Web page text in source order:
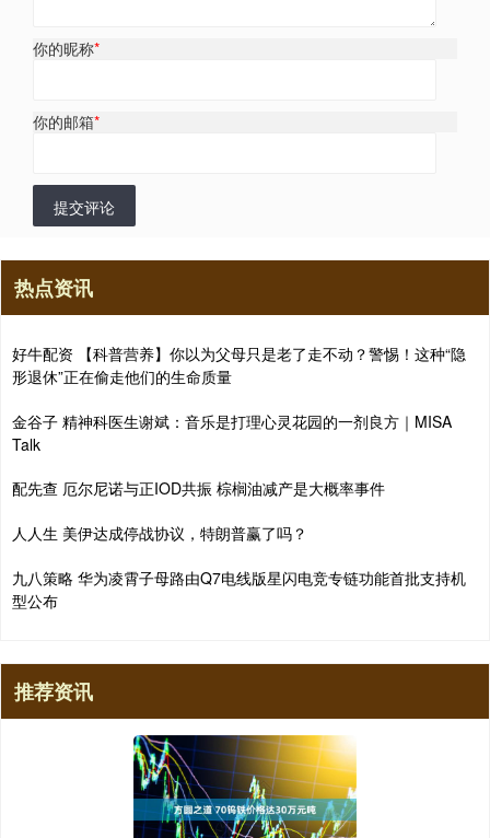
你的昵称*
你的邮箱*
提交评论
热点资讯
好牛配资 【科普营养】你以为父母只是老了走不动？警惕！这种“隐
形退休”正在偷走他们的生命质量
金谷子 精神科医生谢斌：音乐是打理心灵花园的一剂良方｜MISA
Talk
配先查 厄尔尼诺与正IOD共振 棕榈油减产是大概率事件
人人生 美伊达成停战协议，特朗普赢了吗？
九八策略 华为凌霄子母路由Q7电线版星闪电竞专链功能首批支持机
型公布
推荐资讯